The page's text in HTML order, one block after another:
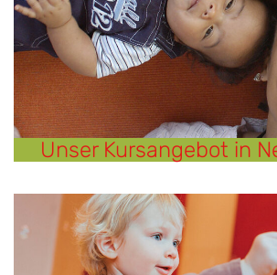
Unser Kursangebot in